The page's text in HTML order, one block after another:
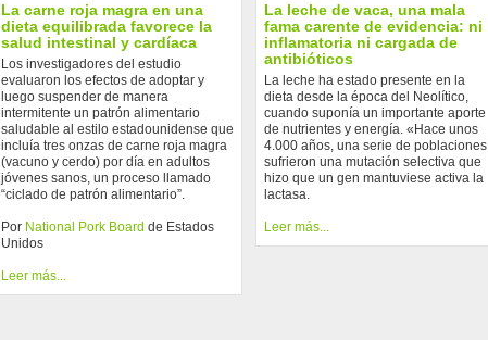
La carne roja magra en una
dieta equilibrada favorece la
salud intestinal y cardíaca
Los investigadores del estudio
evaluaron los efectos de adoptar y
luego suspender de manera
intermitente un patrón alimentario
saludable al estilo estadounidense que
incluía tres onzas de carne roja magra
(vacuno y cerdo) por día en adultos
jóvenes sanos, un proceso llamado
“ciclado de patrón alimentario”.
Por National Pork Board de Estados
Unidos
Leer más...
La leche de vaca, una mala
fama carente de evidencia: ni
inflamatoria ni cargada de
antibióticos
La leche ha estado presente en la
dieta desde la época del Neolítico,
cuando suponía un importante aporte
de nutrientes y energía. «Hace unos
4.000 años, una serie de poblaciones
sufrieron una mutación selectiva que
hizo que un gen mantuviese activa la
lactasa.
Leer más...